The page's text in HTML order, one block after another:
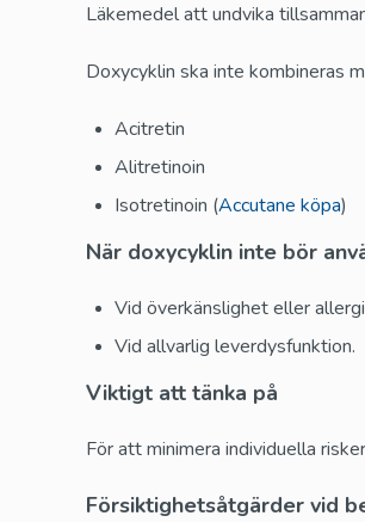
Läkemedel att undvika
Doxycyklin ska inte kombineras
Acitretin
Alitretinoin
Isotretinoin (Accutane köpa)
När doxycyklin inte bör
Vid överkänslighet eller
Vid allvarlig leverdysfunktion.
Viktigt att tänka på
För att minimera individuella
Försiktighetsåtgärder vid